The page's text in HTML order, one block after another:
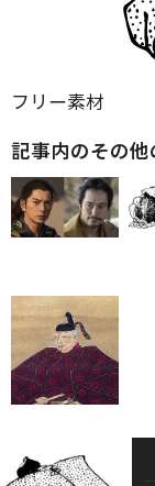
フリー素材
記事内のその他